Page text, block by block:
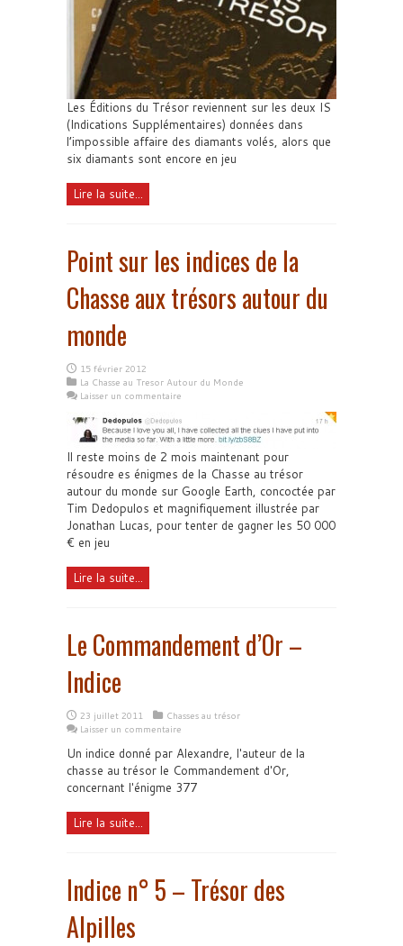
Les Éditions du Trésor reviennent sur les deux IS
(Indications Supplémentaires) données dans
l’impossible affaire des diamants volés, alors que
six diamants sont encore en jeu
Lire la suite...
Point sur les indices de la
Chasse aux trésors autour du
monde
15 février 2012
La Chasse au Tresor Autour du Monde
Laisser un commentaire
Il reste moins de 2 mois maintenant pour
résoudre es énigmes de la Chasse au trésor
autour du monde sur Google Earth, concoctée par
Tim Dedopulos et magnifiquement illustrée par
Jonathan Lucas, pour tenter de gagner les 50 000
€ en jeu
Lire la suite...
Le Commandement d’Or –
Indice
23 juillet 2011
Chasses au trésor
Laisser un commentaire
Un indice donné par Alexandre, l'auteur de la
chasse au trésor le Commandement d'Or,
concernant l'énigme 377
Lire la suite...
Indice n° 5 – Trésor des
Alpilles